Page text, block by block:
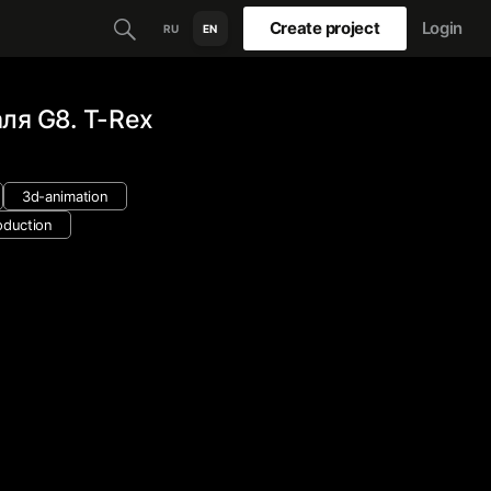
RU EN Create project Login
G8. T-Rex
3d-animation